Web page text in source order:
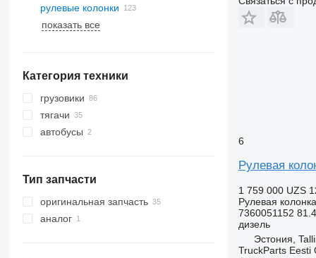
рулевые колонки
показать все
Категория техники
грузовики
тягачи
автобусы
Тип запчасти
оригинальная запчасть
аналог
6
Рулевая
1 759 000 UZS
Рулевая колонка
7360051152
дизель
Эстония,
TruckParts Eesti